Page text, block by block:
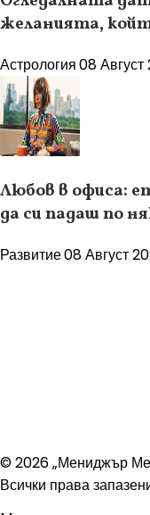
желанията,
Астрология08 Август
Любов в офиса:
да си падаш по
Развитие08 Август
© 2026 „Мениджър
Всички права